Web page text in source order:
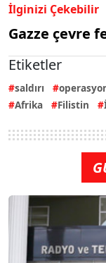
İlginizi Çekebilir
Gazze çevre
Etiketler
saldırı
Afrika
Filistin